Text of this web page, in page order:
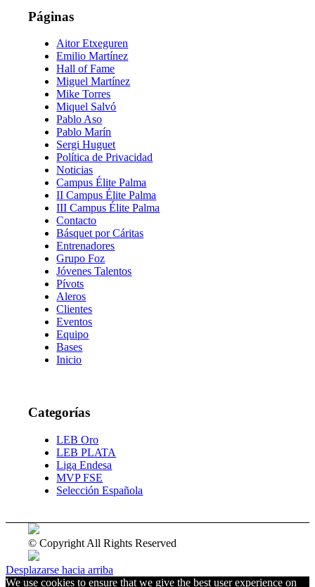
Páginas
Aitor Etxeguren
Emilio Martínez
Hall of Fame
Miguel Martínez
Mike Torres
Miquel Salvó
Pablo Aso
Pablo Marín
Sergi Huguet
Política de Privacidad
Noticias
Campus Élite Palma
II Campus Élite Palma
III Campus Élite Palma
Contacto
Básquet por Cáritas
Entrenadores
Grupo Foz
Jóvenes Talentos
Pívots
Aleros
Clientes
Eventos
Equipo
Bases
Inicio
Categorías
LEB Oro
LEB PLATA
Liga Endesa
MVP FSE
Selección Española
© Copyright All Rights Reserved
Desplazarse hacia arriba
We use cookies to ensure that we give the best user experience on